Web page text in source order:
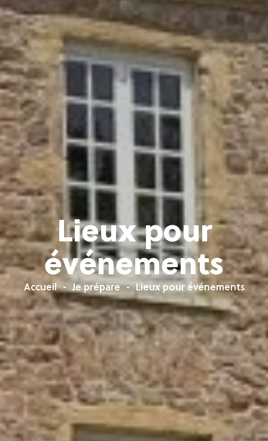
Lieux pour
événements
Accueil Je prépare Lieux pour événements